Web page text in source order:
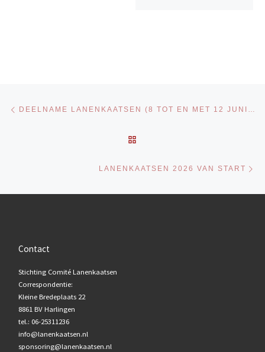
Bericht navigatie DEELNAME LANENKAATSEN (8 TOT EN MET 12 JUNI) AL OVER DE 170!
LANENKAATSEN 2026 VAN START
Contact
Stichting Comité Lanenkaatsen
Correspondentie:
Kleine Bredeplaats 22
8861 BV Harlingen
tel.: 06-25311236
info@lanenkaatsen.nl
sponsoring@lanenkaatsen.nl